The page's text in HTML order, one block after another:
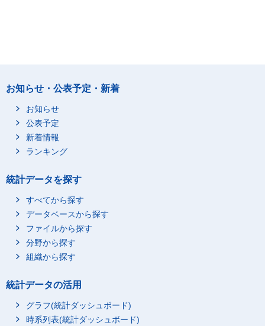
お知らせ・公表予定・新着
お知らせ
公表予定
新着情報
ランキング
統計データを探す
すべてから探す
データベースから探す
ファイルから探す
分野から探す
組織から探す
統計データの活用
グラフ(統計ダッシュボード)
時系列表(統計ダッシュボード)